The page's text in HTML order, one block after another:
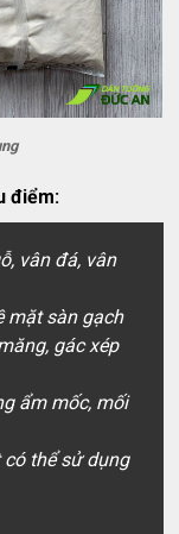
điểm:
vân đá, vân
mặt sàn gạch
gác xép
ẩm mốc, mối
thể sử dụng